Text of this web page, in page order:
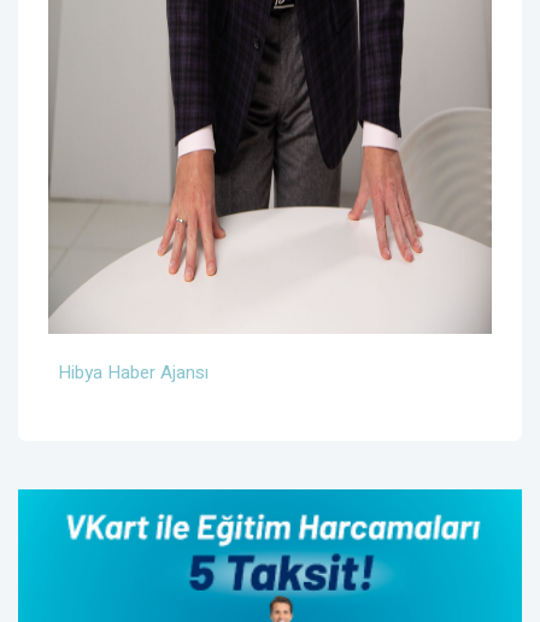
Hibya Haber Ajansı